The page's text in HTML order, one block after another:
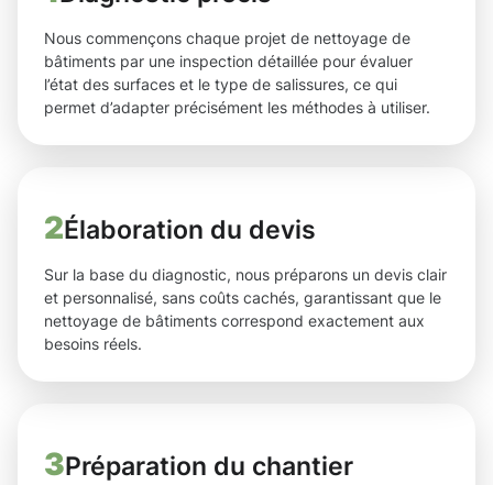
Nous commençons chaque projet de nettoyage de
bâtiments par une inspection détaillée pour évaluer
l’état des surfaces et le type de salissures, ce qui
permet d’adapter précisément les méthodes à utiliser.
2Élaboration du devis
Sur la base du diagnostic, nous préparons un devis clair
et personnalisé, sans coûts cachés, garantissant que le
nettoyage de bâtiments correspond exactement aux
besoins réels.
3Préparation du chantier